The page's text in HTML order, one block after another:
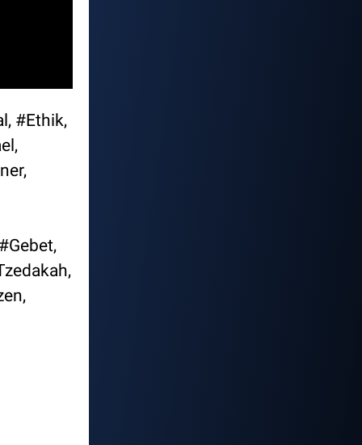
#Ethik,